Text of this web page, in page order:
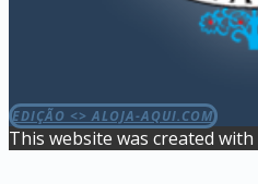
EDIÇÃO <> ALOJA-AQUI.COM
This website was created with